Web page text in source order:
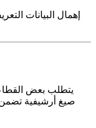
إهمال البيانات
يتطلب بعض
صيغ أرشيفية تضمن